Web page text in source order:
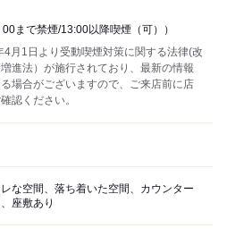
00まで禁煙/13:00以降喫煙（可））
4月1日より受動喫煙対策に関する法律(改
進法）が施行されており、最新の情報
る場合がございますので、ご来店前に店
認ください。
な空間、落ち着いた空間、カウンター
座敷あり